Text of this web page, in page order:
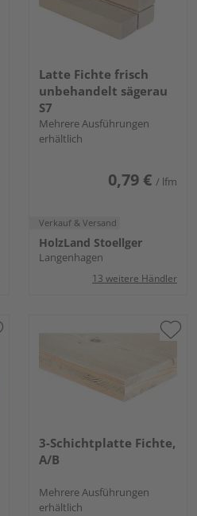
Latte Fichte frisch
unbehandelt sägerau
S7
Mehrere Ausführungen
erhältlich
0,79 € / lfm
Verkauf & Versand
HolzLand Stoellger
Langenhagen
13 weitere Händler
3-Schichtplatte Fichte,
A/B
Mehrere Ausführungen
erhältlich